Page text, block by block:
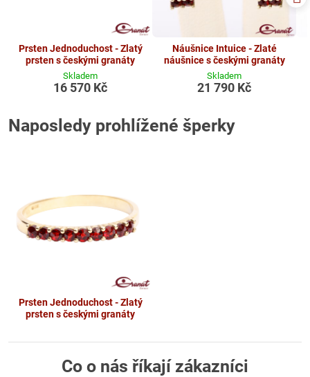
Prsten Jednoduchost - Zlatý
prsten s českými granáty
Skladem
16 570 Kč
Náušnice Intuice - Zlaté
náušnice s českými granáty
Skladem
21 790 Kč
Naposledy prohlížené šperky
Prsten Jednoduchost - Zlatý
prsten s českými granáty
Co o nás říkají zákazníci